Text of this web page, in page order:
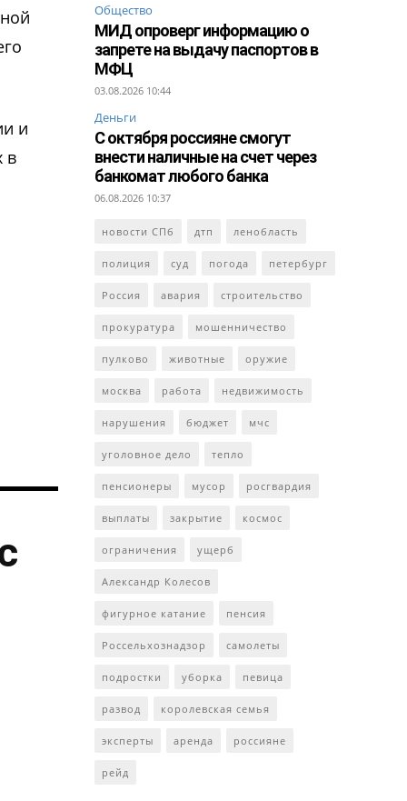
и
в
Общество
МИД опроверг информацию о
запрете на выдачу паспортов в
МФЦ
03.08.2026 10:44
Деньги
С октября россияне смогут
внести наличные на счет через
банкомат любого банка
06.08.2026 10:37
новости СПб дтп ленобласть
полиция суд погода петербург
Россия авария строительство
прокуратура мошенничество
пулково животные оружие
москва работа недвижимость
нарушения бюджет мчс
уголовное дело тепло
пенсионеры мусор росгвардия
выплаты закрытие космос
ограничения ущерб
Александр Колесов
фигурное катание пенсия
Россельхознадзор самолеты
подростки уборка певица
развод королевская семья
эксперты аренда россияне
рейд